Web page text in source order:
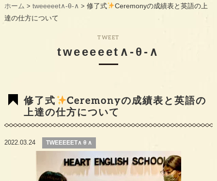
教室概要 INFORMATION
TOPICS
ホーム > tweeeeet∧-θ-∧ > 修了式
Ceremonyの成績表と英語の上
達の仕方について
TWEET
tweeeeet∧-θ-∧
修了式
Ceremonyの成績表と英語の
上達の仕方について
2022.03.24 TWEEEEET∧ θ ∧